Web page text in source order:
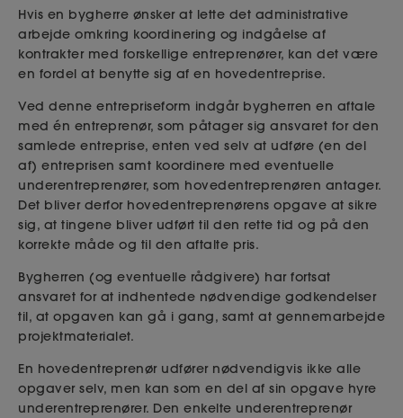
Hvis en bygherre ønsker at lette det administrative
arbejde omkring koordinering og indgåelse af
kontrakter med forskellige entreprenører, kan det være
en fordel at benytte sig af en hovedentreprise.
Ved denne entrepriseform indgår bygherren en aftale
med én entreprenør, som påtager sig ansvaret forden
samlede entreprise, enten ved selv at udføre (en del
af) entreprisen samt koordinere med eventuelle
underentreprenører, som hovedentreprenøren antager.
Det bliver derfor hovedentreprenørens opgave at sikre
sig, at tingene bliver udført til den rette tid og på den
korrekte måde og til den aftalte pris.
Bygherren (og eventuelle rådgivere) har fortsat
ansvaret forat indhentede nødvendige godkendelser
til, at opgaven kan gå i gang, samt at gennemarbejde
projektmaterialet.
En hovedentreprenør udfører nødvendigvis ikke alle
opgaver selv, men kan som en del af sin opgave hyre
underentreprenører. Den enkelte underentreprenør